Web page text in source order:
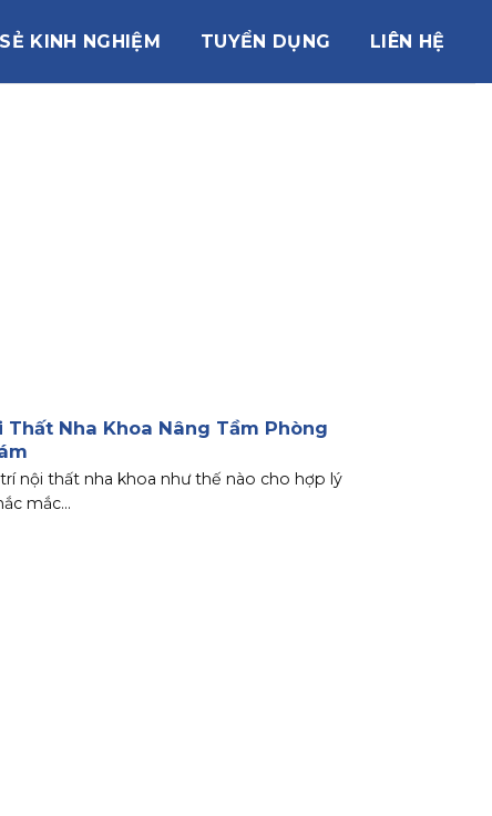
KINH NGHIỆM TUYỂN DỤNG LIÊN HỆ
Thất Nha Khoa Nâng Tầm Phòng
trí nội thất nha khoa như thế nào cho hợp lý
mắc...